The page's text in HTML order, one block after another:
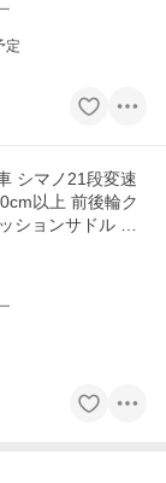
定
シマノ21段変速
以上 前後輪ク
ションサドル デ